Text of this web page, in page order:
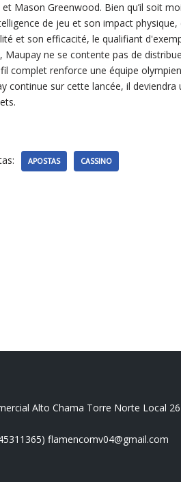
et Mason Greenwood. Bien qu’il soit
de jeu et son impact
et son efficacité, le qualifiant
Maupay ne se contente pas de
complet renforce une équipe
continue sur cette lancée, il
APOSTAS CASSINO
Alto Chama Torre Norte Local
flamencomv04@gmail.com